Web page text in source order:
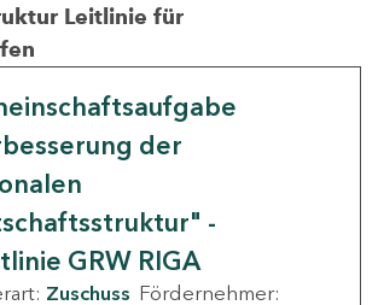
Leitlinie für
der
-
GRW RIGA
Zuschuss Fördernehmer: